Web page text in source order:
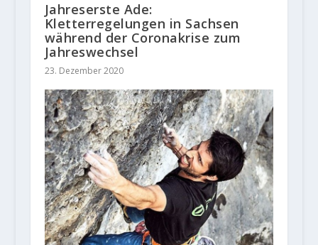
Jahreserste Ade:
Kletterregelungen in Sachsen
während der Coronakrise zum
Jahreswechsel
23. Dezember 2020